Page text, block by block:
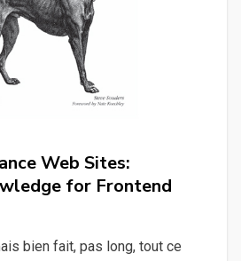
Web Sites:
for Frontend
bien fait, pas long, tout ce